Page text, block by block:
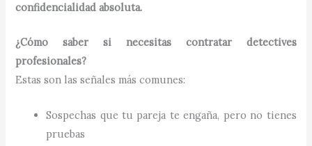
confidencialidad absoluta.
¿Cómo saber si necesitas contratar detectives
profesionales?
Estas son las señales más comunes:
Sospechas que tu pareja te engaña, pero no tienes
pruebas